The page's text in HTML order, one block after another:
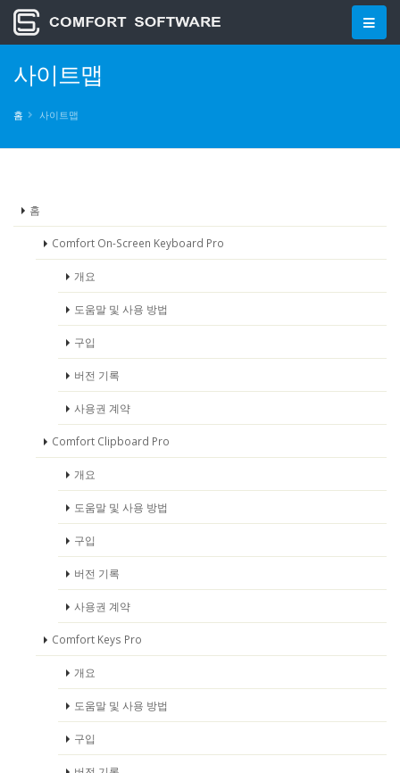
사이트맵
홈 사이트맵
홈
Comfort On-Screen Keyboard Pro
개요
도움말 및 사용 방법
구입
버전 기록
사용권 계약
Comfort Clipboard Pro
개요
도움말 및 사용 방법
구입
버전 기록
사용권 계약
Comfort Keys Pro
개요
도움말 및 사용 방법
구입